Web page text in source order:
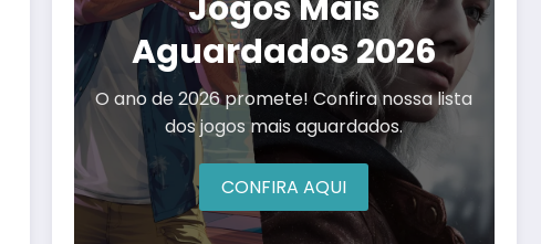
Aguardados 2026
O ano de 2026 promete! Confira nossa lista
dos jogos mais aguardados.
CONFIRA AQUI